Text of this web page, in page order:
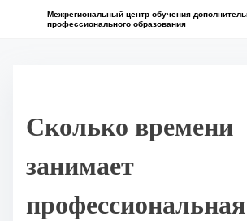
Межрегиональный центр обучения
профессионального образования
Сколько времени
занимает
профессиональная